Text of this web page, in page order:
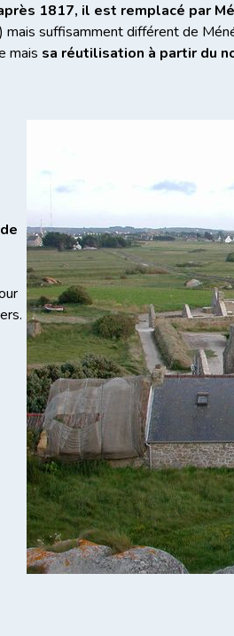
1817, il est remplacé par
suffisamment différent de
mais sa réutilisation à partir du